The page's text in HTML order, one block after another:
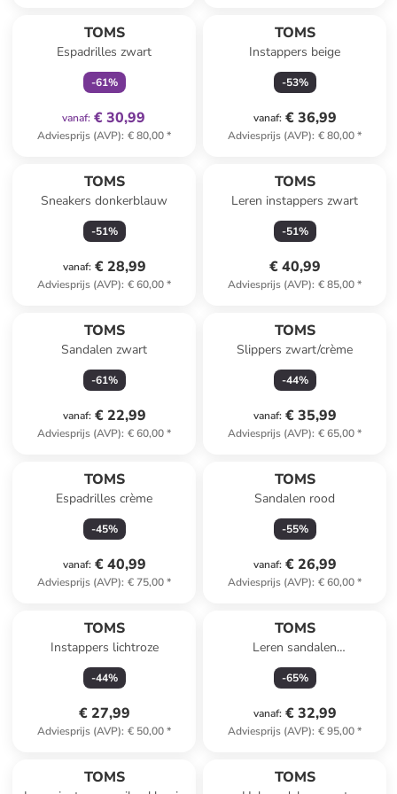
TOMS
Espadrilles zwart
-61%
vanaf: € 30,99
Adviesprijs (AVP): € 80,00*
TOMS
Instappers beige
-53%
vanaf: € 36,99
Adviesprijs (AVP): € 80,00*
TOMS
Sneakers donkerblauw
-51%
vanaf: € 28,99
Adviesprijs (AVP): € 60,00*
TOMS
Leren instappers zwart
-51%
€ 40,99
Adviesprijs (AVP): € 85,00*
TOMS
Sandalen zwart
-61%
vanaf: € 22,99
Adviesprijs (AVP): € 60,00*
TOMS
Slippers zwart/crème
-44%
vanaf: € 35,99
Adviesprijs (AVP): € 65,00*
TOMS
Espadrilles crème
-45%
vanaf: € 40,99
Adviesprijs (AVP): € 75,00*
TOMS
Sandalen rood
-55%
vanaf: € 26,99
Adviesprijs (AVP): € 60,00*
TOMS
Instappers lichtroze
-44%
€ 27,99
Adviesprijs (AVP): € 50,00*
TOMS
Leren sandalen
beige/lichtbruin
-65%
vanaf: € 32,99
Adviesprijs (AVP): € 95,00*
TOMS TOMS